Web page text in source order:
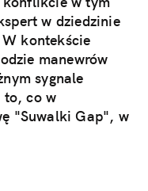
w dziedzinie
kontekście
manewrów
sygnale
to, co w
"Suwalki Gap", w